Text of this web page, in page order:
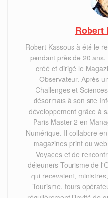
Robert
Robert Kassous à été le
pendant près de 20
créé et dirigé le
Observateur. Après
Challenges et
désormais à son site
développement grâce à
Paris Master 2 en
Numérique. Il collabore
magazines print ou
Voyages et de
déjeuners Tourisme de
qui recevaient,
Tourisme, tours